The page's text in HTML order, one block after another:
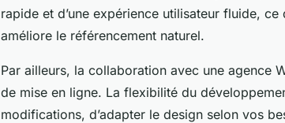
rapide et d’une expérience utilisateur fluide,
améliore le référencement naturel.
Par ailleurs, la collaboration avec une agence
de mise en ligne. La flexibilité du
modifications, d’adapter le design selon vos